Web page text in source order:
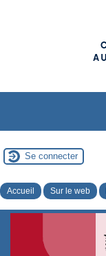
Se connecter
Accueil Sur le web